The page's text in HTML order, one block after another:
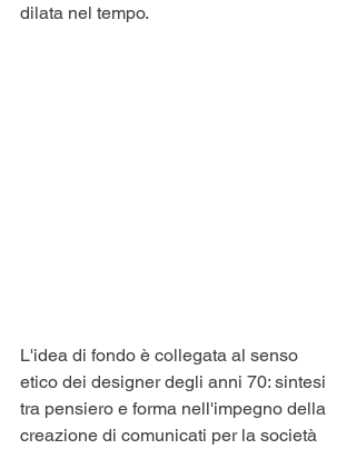
dilata nel tempo.
L'idea di fondo è collegata al senso
etico dei designer degli anni 70: sintesi
tra pensiero e forma nell'impegno della
creazione di comunicati per la società